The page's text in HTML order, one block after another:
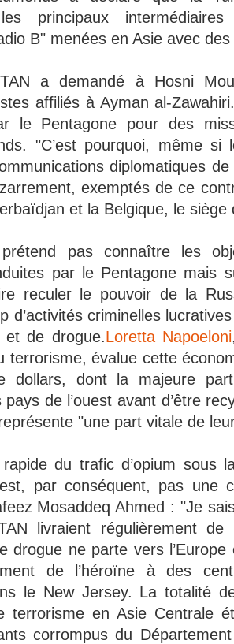
principaux
B" menées en Asie avec
a demandé à Hosni
affiliés à Ayman al-
le Pentagone pour des
"C’est pourquoi, même si
diplomatiques
exemptés de ce
et la Belgique, le siège
pas connaître les
par le Pentagone mais
reculer le pouvoir de la
d’activités criminelles
et de drogue.Loretta Napoeloni
terrorisme, évalue cette
dollars, dont la majeure
pays de l’ouest avant d’être
"une part vitale de
du trafic d’opium sous
par conséquent, pas une
Mosaddeq Ahmed : "Je
livraient régulièrement de
drogue ne parte vers
de l’héroïne à des
le New Jersey. La totalité
terrorisme en Asie Centrale
corrompus du